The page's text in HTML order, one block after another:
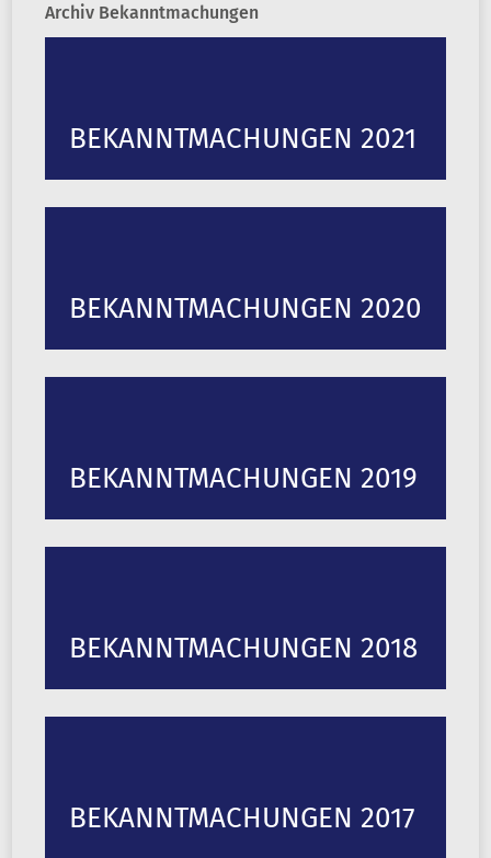
Archiv Bekanntmachungen
BEKANNTMACHUNGEN 2021
BEKANNTMACHUNGEN 2020
BEKANNTMACHUNGEN 2019
BEKANNTMACHUNGEN 2018
BEKANNTMACHUNGEN 2017